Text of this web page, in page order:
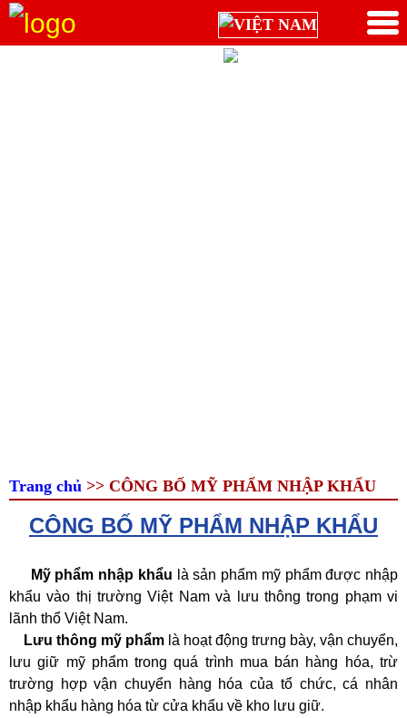
Trang chủ >> CÔNG BỐ MỸ PHẨM NHẬP KHẨU
CÔNG BỐ MỸ PHẨM NHẬP KHẨU
Mỹ phẩm nhập khẩu là sản phẩm mỹ phẩm được nhập
khẩu vào thị trường Việt Nam và lưu thông trong phạm vi
lãnh thổ Việt Nam.
Lưu thông mỹ phẩm là hoạt động trưng bày, vận chuyển,
lưu giữ mỹ phẩm trong quá trình mua bán hàng hóa, trừ
trường hợp vận chuyển hàng hóa của tổ chức, cá nhân
nhập khẩu hàng hóa từ cửa khẩu về kho lưu giữ.